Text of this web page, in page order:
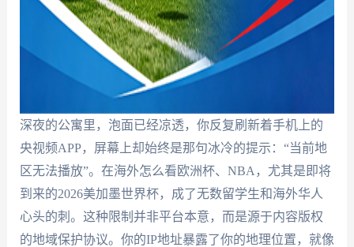
深夜的公寓里，泡面已经凉透，你反复刷新着手机上的
央视频APP，屏幕上却始终是那句冰冷的提示：“当前地
区无法播放”。在海外怎么看欧洲杯、NBA，尤其是即将
到来的2026美加墨世界杯，成了无数留学生和海外华人
心头的刺。这种限制并非平台本意，而是源于内容版权
的地域保护协议。你的IP地址暴露了你的地理位置，就像